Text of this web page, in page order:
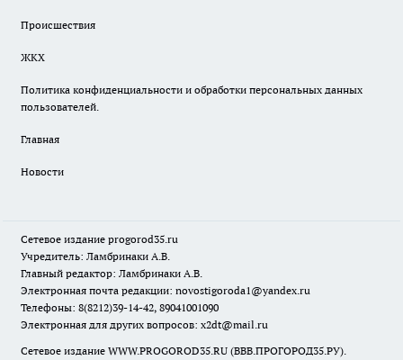
Происшествия
ЖКХ
Политика конфиденциальности и обработки персональных данных
пользователей.
Главная
Новости
Сетевое издание progorod35.ru
Учредитель: Ламбринаки А.В.
Главный редактор: Ламбринаки А.В.
Электронная почта редакции: novostigoroda1@yandex.ru
Телефоны: 8(8212)39-14-42, 89041001090
Электронная для других вопросов: x2dt@mail.ru
Сетевое издание WWW.PROGOROD35.RU (ВВВ.ПРОГОРОД35.РУ).